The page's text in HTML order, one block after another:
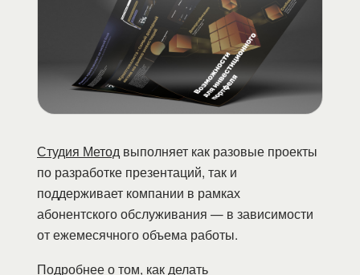
Студия Метод выполняет как разовые проекты
по разработке презентаций, так и
поддерживает компании в рамках
абонентского обслуживания — в зависимости
от ежемесячного объема работы.
Подробнее о том, как делать